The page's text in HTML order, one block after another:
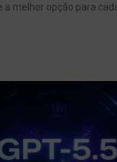
a melhor opção para